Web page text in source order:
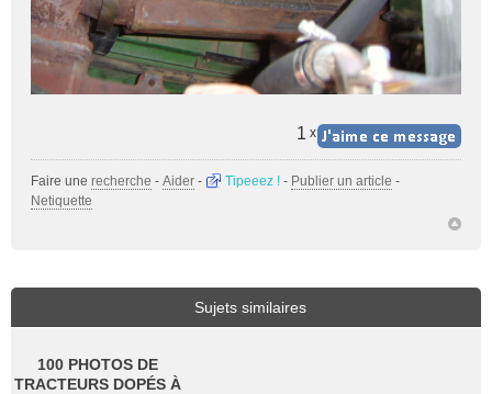
1 x
Faire une recherche - Aider - Tipeeez ! - Publier un article -
Netiquette
Sujets similaires
100 PHOTOS DE
TRACTEURS DOPÉS À